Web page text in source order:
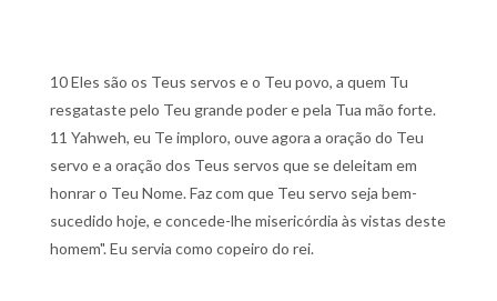
10 Eles são os Teus servos e o Teu povo, a quem Tu
resgataste pelo Teu grande poder e pela Tua mão forte.
11 Yahweh, eu Te imploro, ouve agora a oração do Teu
servo e a oração dos Teus servos que se deleitam em
honrar o Teu Nome. Faz com que Teu servo seja bem-
sucedido hoje, e concede-lhe misericórdia às vistas deste
homem". Eu servia como copeiro do rei.